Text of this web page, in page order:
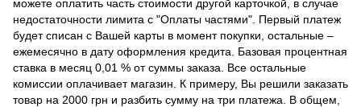
можете оплатить часть стоимости другой карточкой, в случае
недостаточности лимита с "Оплаты частями". Первый платеж
будет списан с Вашей карты в момент покупки, остальные –
ежемесячно в дату оформления кредита. Базовая процентная
ставка в месяц 0,01 % от суммы заказа. Все остальные
комиссии оплачивает магазин. К примеру, Вы решили заказать
товар на 2000 грн и разбить сумму на три платежа. В общем,